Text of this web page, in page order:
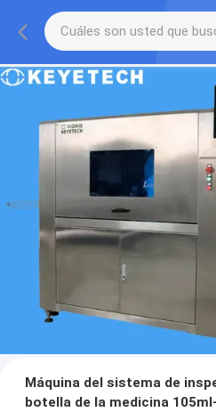
Máquina del sistema de
botella de la medicina